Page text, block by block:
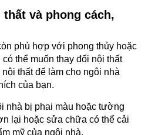
và phong cách,
phù hợp với phong thủy hoặc
thể muốn thay đổi nội thất
thất để làm cho ngôi nhà
của bạn.
nhà bị phai màu hoặc tường
lại hoặc sửa chữa có thể cải
mỹ của ngôi nhà.